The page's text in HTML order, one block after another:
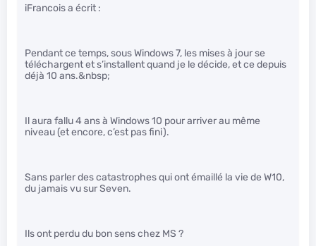
iFrancois a écrit :
Pendant ce temps, sous Windows 7, les mises à jour se
téléchargent et s’installent quand je le décide, et ce depuis
déjà 10 ans.&nbsp;
Il aura fallu 4 ans à Windows 10 pour arriver au même
niveau (et encore, c’est pas fini).
Sans parler des catastrophes qui ont émaillé la vie de W10,
du jamais vu sur Seven.
Ils ont perdu du bon sens chez MS ?